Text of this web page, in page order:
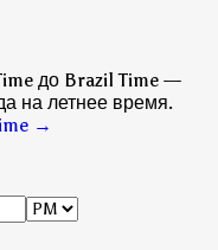
до Brazil Time —
на летнее время.
→